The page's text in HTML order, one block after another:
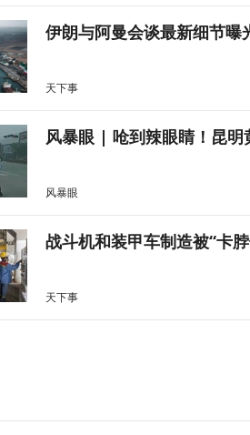
伊朗与阿曼会谈最新细节曝
天下事
风暴眼 | 呛到辣眼睛！昆明
风暴眼
战斗机和装甲车制造被“卡
天下事